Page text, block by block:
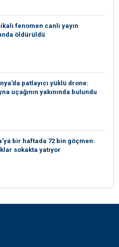
fenomen canlı yayın
öldürüldü
patlayıcı yüklü drone:
uçağının yakınında bulundu
bir haftada 72 bin göçmen:
sokakta yatıyor